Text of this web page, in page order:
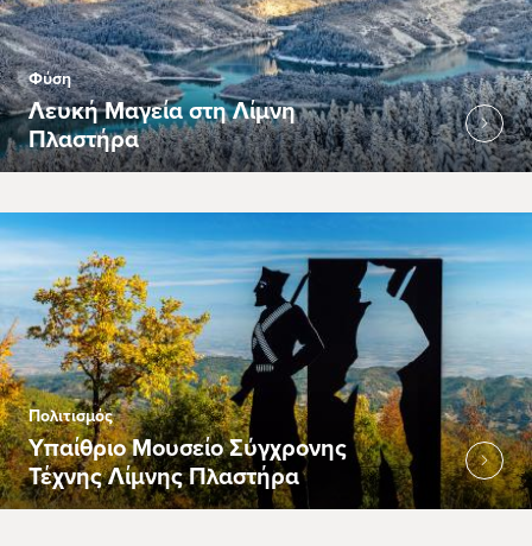
Φύση
Λευκή Μαγεία στη Λίμνη
Πλαστήρα
Πολιτισμός
Υπαίθριο Μουσείο Σύγχρονης
Τέχνης Λίμνης Πλαστήρα